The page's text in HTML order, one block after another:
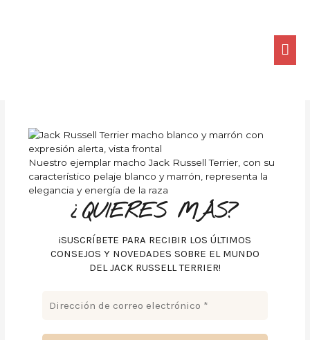
Nuestro ejemplar macho Jack Russell Terrier, con su
característico pelaje blanco y marrón, representa la
elegancia y energía de la raza
¿QUIERES MÁS?
¡SUSCRÍBETE PARA RECIBIR LOS ÚLTIMOS
CONSEJOS Y NOVEDADES SOBRE EL MUNDO
DEL JACK RUSSELL TERRIER!